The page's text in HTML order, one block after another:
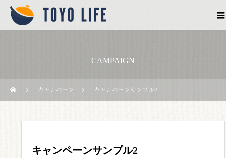
CAMPAIGN
キャンペーン キャンペーンサンプル2
キャンペーンサンプル2